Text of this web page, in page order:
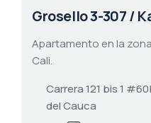
Grosello 3-307 /
Apartamento en la
Cali.
Carrera 121 bis 1
del Cauca